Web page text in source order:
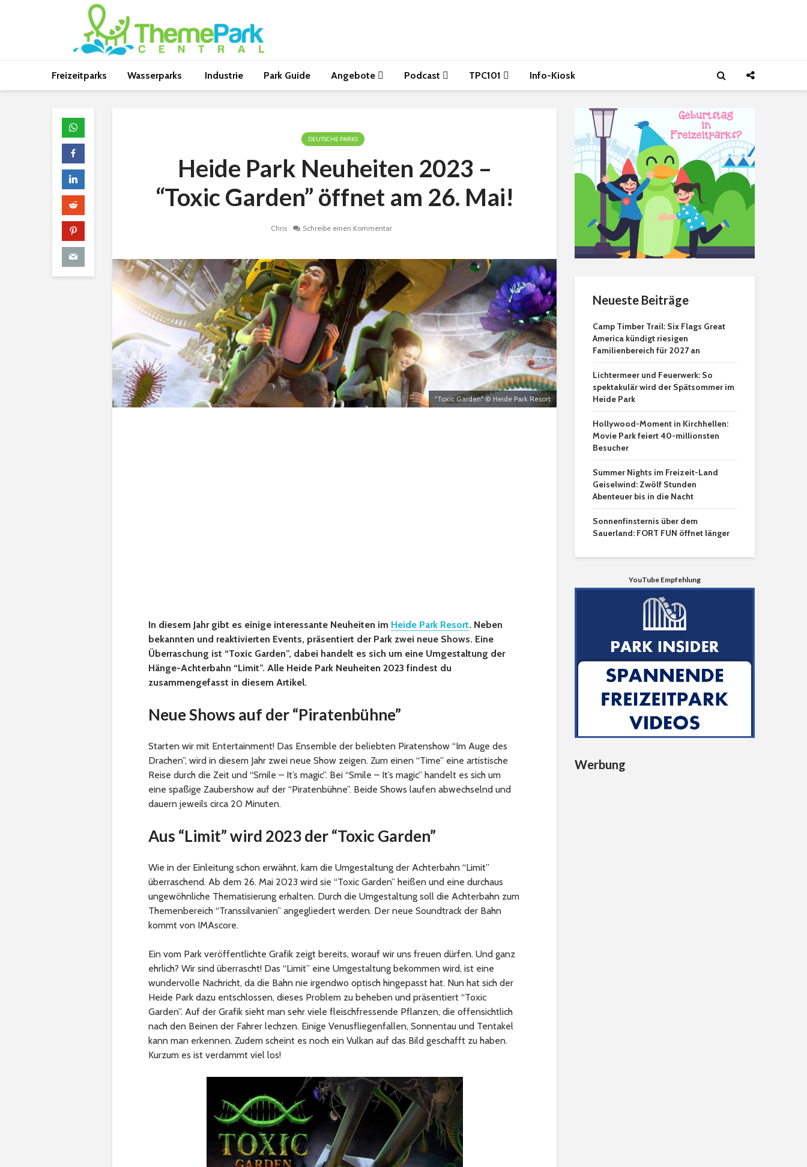
Freizeitparks Wasserparks Industrie Park Guide Angebote Podcast TPC101 Info-Kiosk
DEUTSCHE PARKS
Heide Park Neuheiten 2023 –
“Toxic Garden” öffnet am 26. Mai!
Chris Schreibe einen Kommentar
"Toxic Garden" © Heide Park Resort
In diesem Jahr gibt es einige interessante Neuheiten im Heide Park Resort. Neben
bekannten und reaktivierten Events, präsentiert der Park zwei neue Shows. Eine
Überraschung ist “Toxic Garden”, dabei handelt es sich um eine Umgestaltung der
Hänge-Achterbahn “Limit”. Alle Heide Park Neuheiten 2023 findest du
zusammengefasst in diesem Artikel.
Neue Shows auf der “Piratenbühne”
Starten wir mit Entertainment! Das Ensemble der beliebten Piratenshow “Im Auge des
Drachen”, wird in diesem Jahr zwei neue Show zeigen. Zum einen “Time” eine artistische
Reise durch die Zeit und “Smile – It’s magic”. Bei “Smile – It’s magic” handelt es sich um
eine spaßige Zaubershow auf der “Piratenbühne”. Beide Shows laufen abwechselnd und
dauern jeweils circa 20 Minuten.
Aus “Limit” wird 2023 der “Toxic Garden”
Wie in der Einleitung schon erwähnt, kam die Umgestaltung der Achterbahn “Limit”
überraschend. Ab dem 26. Mai 2023 wird sie “Toxic Garden” heißen und eine durchaus
ungewöhnliche Thematisierung erhalten. Durch die Umgestaltung soll die Achterbahn zum
Themenbereich “Transsilvanien” angegliedert werden. Der neue Soundtrack der Bahn
kommt von IMAscore.
Ein vom Park veröffentlichte Grafik zeigt bereits, worauf wir uns freuen dürfen. Und ganz
ehrlich? Wir sind überrascht! Das “Limit” eine Umgestaltung bekommen wird, ist eine
wundervolle Nachricht, da die Bahn nie irgendwo optisch hingepasst hat. Nun hat sich der
Heide Park dazu entschlossen, dieses Problem zu beheben und präsentiert “Toxic
Garden”. Auf der Grafik sieht man sehr viele fleischfressende Pflanzen, die offensichtlich
nach den Beinen der Fahrer lechzen. Einige Venusfliegenfallen, Sonnentau und Tentakel
kann man erkennen. Zudem scheint es noch ein Vulkan auf das Bild geschafft zu haben.
Kurzum es ist verdammt viel los!
Neueste Beiträge
Camp Timber Trail: Six Flags Great
America kündigt riesigen
Familienbereich für 2027 an
Lichtermeer und Feuerwerk: So
spektakulär wird der Spätsommer im
Heide Park
Hollywood-Moment in Kirchhellen:
Movie Park feiert 40-millionsten
Besucher
Summer Nights im Freizeit-Land
Geiselwind: Zwölf Stunden
Abenteuer bis in die Nacht
Sonnenfinsternis über dem
Sauerland: FORT FUN öffnet länger
YouTube Empfehlung
Werbung